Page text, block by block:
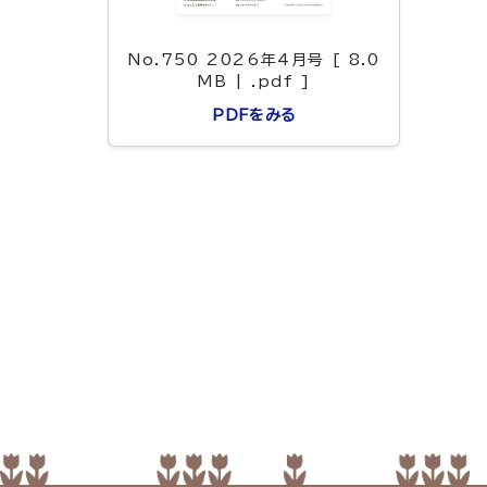
No.750 2026年4月号 [ 8.0
MB | .pdf ]
PDFをみる